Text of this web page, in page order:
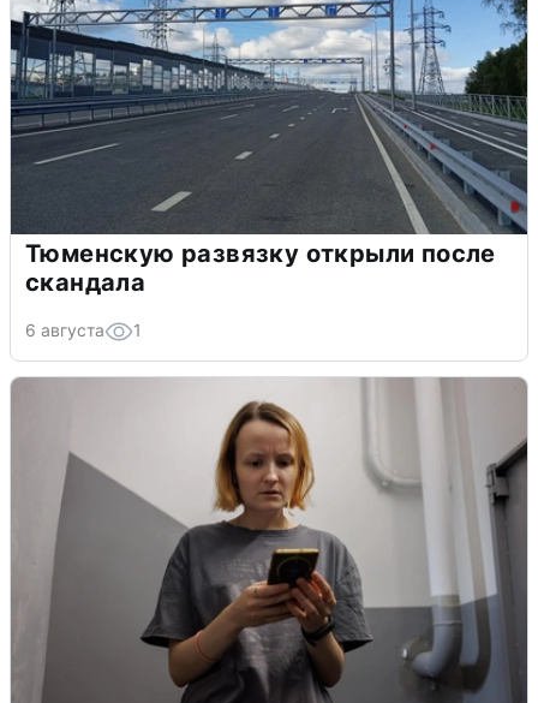
Тюменскую развязку открыли после
скандала
6 августа 1